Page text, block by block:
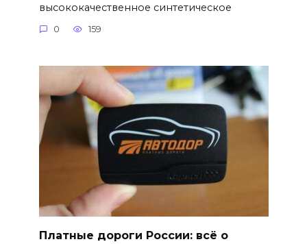
высококачественное синтетическое
0 159
Платные дороги России: всё о